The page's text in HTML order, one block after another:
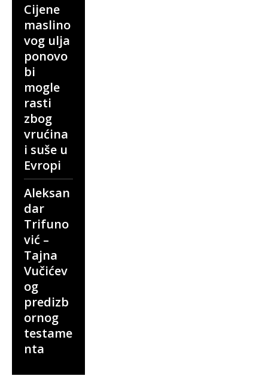
Cijene
maslino
vog ulja
ponovo
bi
mogle
rasti
zbog
vrućina
i suše u
Evropi
Aleksan
dar
Trifuno
vić –
Tajna
Vučićev
og
predizb
ornog
testame
nta